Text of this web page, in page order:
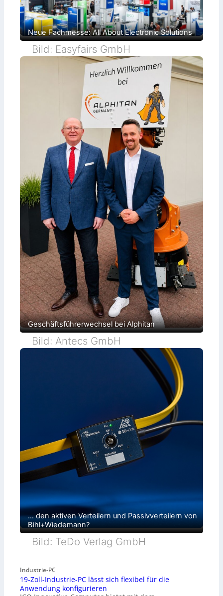
Neue Fachmesse: All About Electronic Solutions
Bild: Easyfairs GmbH
Geschäftsführerwechsel bei Alphitan
Bild: Antecs GmbH
… den aktiven Verteilern und Passivverteilern von
Bihl+Wiedemann?
Bild: TeDo Verlag GmbH
Industrie-PC
19-Zoll-Industrie-PC lässt sich flexibel für die
Anwendung konfigurieren